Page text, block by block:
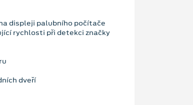
displeji palubního počítače
rychlosti při detekci značky
dveří